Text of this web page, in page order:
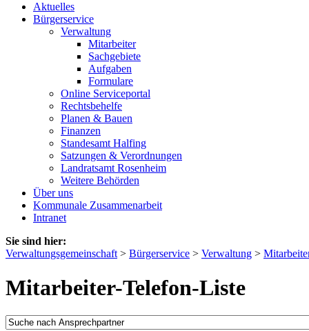
Aktuelles
Bürgerservice
Verwaltung
Mitarbeiter
Sachgebiete
Aufgaben
Formulare
Online Serviceportal
Rechtsbehelfe
Planen & Bauen
Finanzen
Standesamt Halfing
Satzungen & Verordnungen
Landratsamt Rosenheim
Weitere Behörden
Über uns
Kommunale Zusammenarbeit
Intranet
Sie sind hier:
Verwaltungsgemeinschaft > Bürgerservice > Verwaltung >
Mitarbeiter-Telefon-Liste